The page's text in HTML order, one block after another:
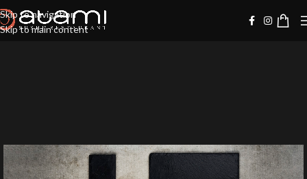
Skip to navigation
Skip to main content